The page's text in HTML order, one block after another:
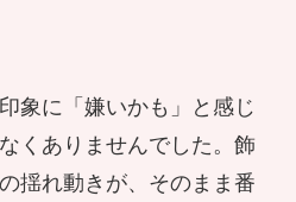
象に「嫌いかも」と感じ
くありませんでした。飾
揺れ動きが、そのまま番